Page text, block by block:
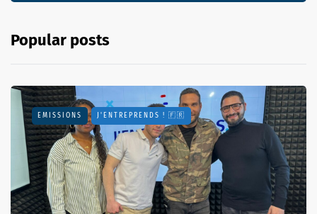
Popular posts
EMISSIONS J'ENTREPRENDS ! 🇫🇷